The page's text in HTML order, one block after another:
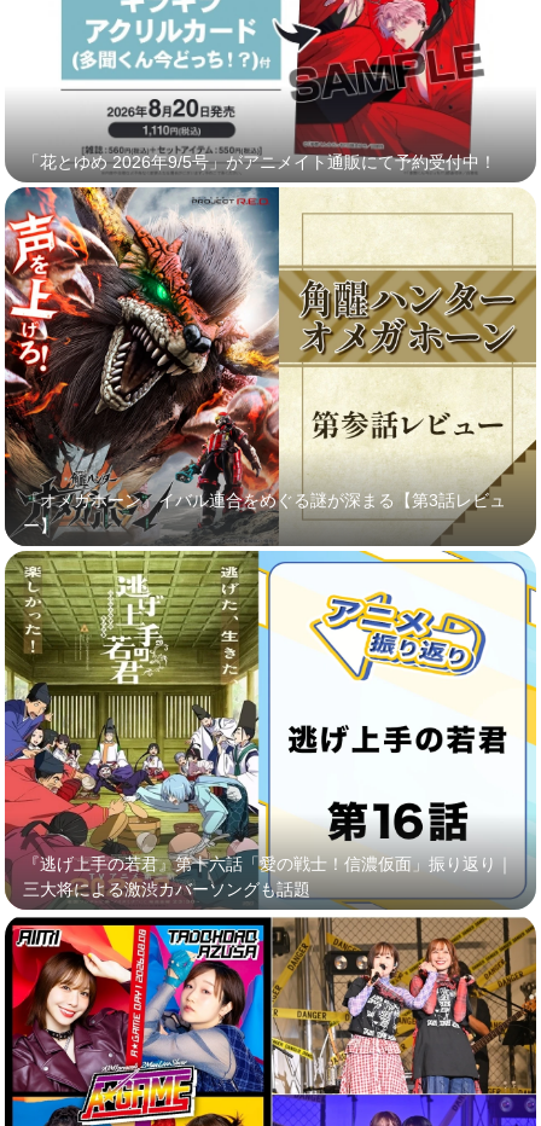
「花とゆめ 2026年9/5号」がアニメイト通販にて予約受付中！
『オメガホーン』イバル連合をめぐる謎が深まる【第3話レビュ
ー】
『逃げ上手の若君』第十六話「愛の戦士！信濃仮面」振り返り｜
三大将による激渋カバーソングも話題